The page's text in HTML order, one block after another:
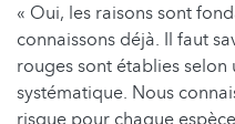
« Oui, les raisons sont
connaissons déjà. Il faut
rouges sont établies
systématique. Nous